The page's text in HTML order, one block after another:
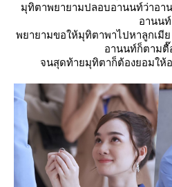
มุทิตาพยายามปลอบอานนท์ว่าอ
อานนท์
พยายามขอให้มุทิตาพาไปหาลูกเมี
อานนท์ก็ตามตื๊
จนสุดท้ายมุทิตาก็ต้องยอมให้